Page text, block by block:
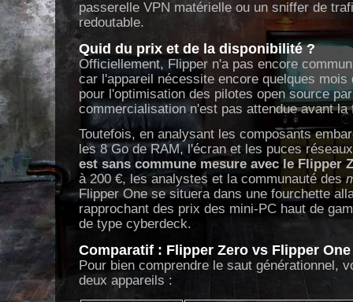
passerelle VPN matérielle ou un sniffer de
redoutable.
Quid du prix et de la disponibilité ?
Officiellement, Flipper n'a pas encore
car l'appareil nécessite encore quelques mois
pour l'optimisation des pilotes open source
commercialisation n'est pas attendue avant la
Toutefois, en analysant les composants
les 8 Go de RAM, l'écran et les puces
est sans commune mesure avec le Flipper
à 200 €, les analystes et la communauté des
Flipper One se situera dans une fourchette
rapprochant des prix des mini-PC haut de
de type cyberdeck.
Comparatif : Flipper Zero vs Flipper One
Pour bien comprendre le saut générationnel,
deux appareils :